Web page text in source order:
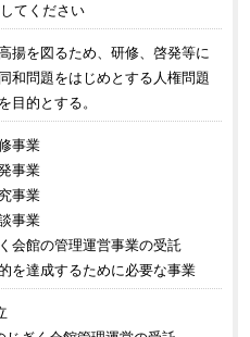
てください
揚を図るため、研修、啓発等に
和問題をはじめとする人権問題
目的とする。
事業
事業
事業
事業
会館の管理運営事業の受託
を達成するために必要な事業